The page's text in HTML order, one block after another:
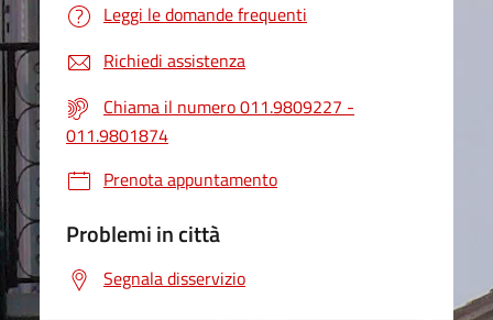
Leggi le domande frequenti
Richiedi assistenza
Chiama il numero 011.9809227 -
011.9801874
Prenota appuntamento
Problemi in città
Segnala disservizio